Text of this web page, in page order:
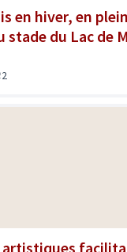
en hiver, en
stade du Lac de
2
artistiques